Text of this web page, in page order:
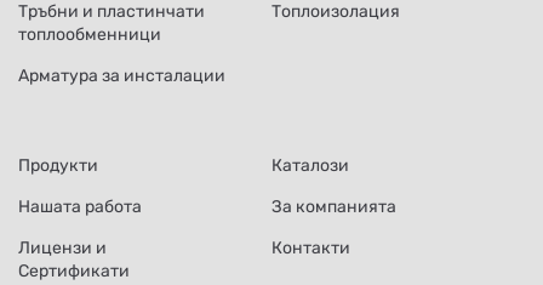
Тръбни и пластинчати
топлообменници
Топлоизолация
Арматура за инсталации
Продукти
Каталози
Нашата работа
За компанията
Лицензи и
Сертификати
Контакти